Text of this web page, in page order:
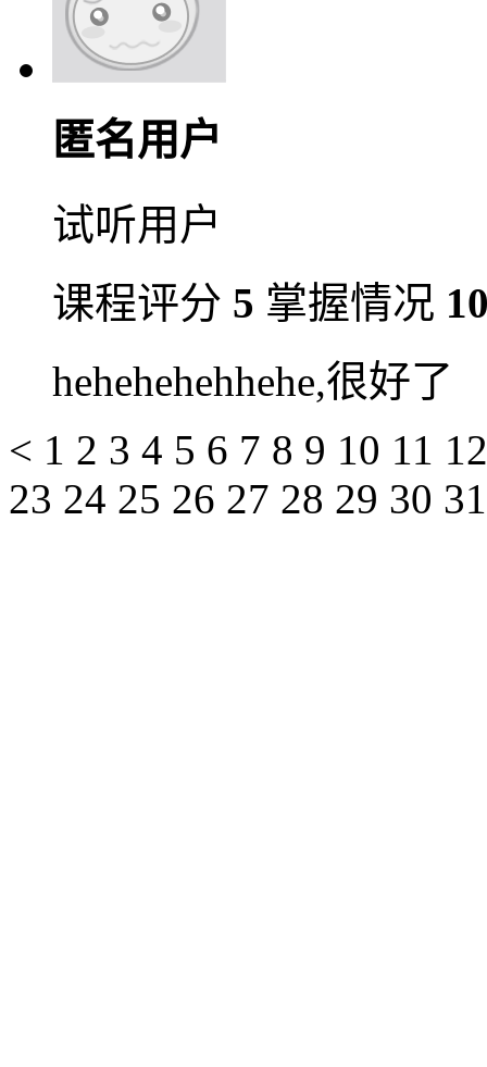
匿名用户
试听用户
课程评分 5 掌握情况
hehehehehhehe,很好了
< 1 2 3 4 5 6 7 8 9 10 11
23 24 25 26 27 28 29 30